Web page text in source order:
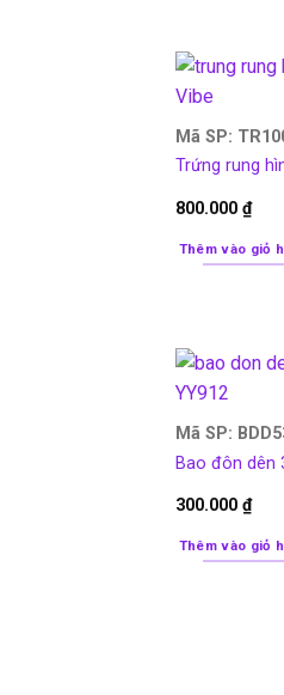
Mã SP:
Trứng rung
800.000 ₫
Thêm vào giỏ
Mã SP:
Bao đôn dên
300.000 ₫
Thêm vào giỏ